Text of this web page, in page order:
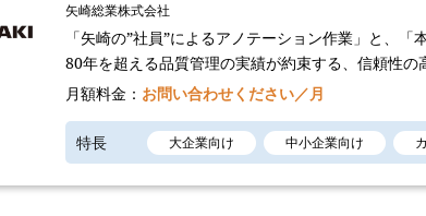
矢崎総業株式会社
「矢崎の”社員”によるアノテーション作業」と、
80年を超える品質管理の実績が約束する、信頼性の
月額料金： お問い合わせください／月
特長 大企業向け 中小企業向け